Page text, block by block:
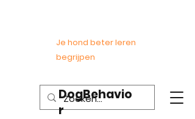
DogBehavio
r
Je hond beter leren
begrijpen